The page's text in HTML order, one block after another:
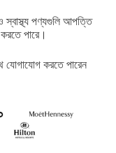
স্বাস্থ্য পণ্যগুলি আপত্তি
পারে।
করতে পারেন